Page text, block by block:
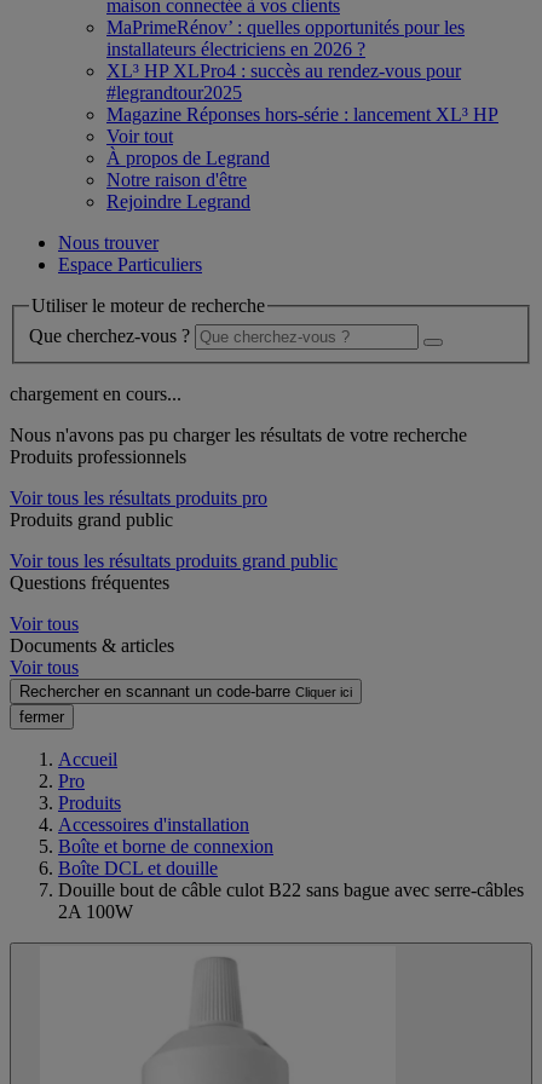
maison connectée à vos clients
MaPrimeRénov’ : quelles opportunités pour les
installateurs électriciens en 2026 ?
XL³ HP XLPro4 : succès au rendez-vous pour
#legrandtour2025
Magazine Réponses hors-série : lancement XL³ HP
Voir tout
À propos de Legrand
Notre raison d'être
Rejoindre Legrand
Nous trouver
Espace Particuliers
Utiliser le moteur de recherche
Que cherchez-vous ?
chargement en cours...
Nous n'avons pas pu charger les résultats de votre recherche
Produits professionnels
Voir tous les résultats produits pro
Produits grand public
Voir tous les résultats produits grand public
Questions fréquentes
Voir tous
Documents & articles
Voir tous
Rechercher en scannant un code-barre Cliquer ici
fermer
Accueil
Pro
Produits
Accessoires d'installation
Boîte et borne de connexion
Boîte DCL et douille
Douille bout de câble culot B22 sans bague avec serre-câbles
2A 100W